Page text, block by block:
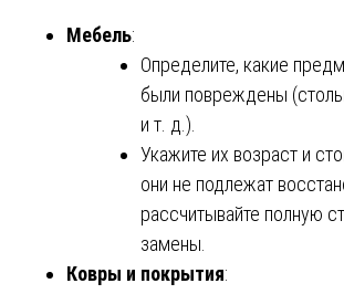
Мебель:
Определите, какие
были повреждены
и т. д.).
Укажите их возраст и
они не подлежат
рассчитывайте полную
замены.
Ковры и покрытия: